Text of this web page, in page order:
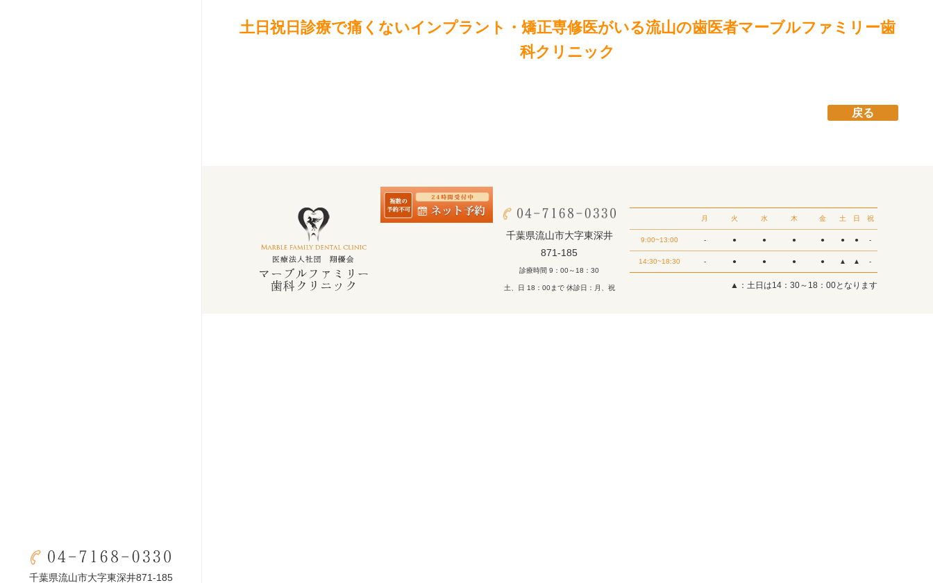
千葉県流山市大字東深井871-185
土日祝日診療で痛くないインプラント・矯正専修医がいる流山の歯医者マーブルファミリー歯
科クリニック
戻る
千葉県流山市大字東深井
871-185
診療時間 9：00～18：30
土、日 18：00まで 休診日：月、祝
月 火 水 木 金 土 日 祝
9:00~13:00 - ● ● ● ● ● ● -
14:30~18:30 - ● ● ● ● ▲ ▲ -
▲：土日は14：30～18：00となります